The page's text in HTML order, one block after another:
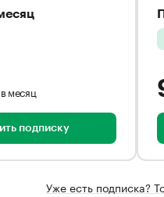
в месяц
подписку
Уже есть подписка?